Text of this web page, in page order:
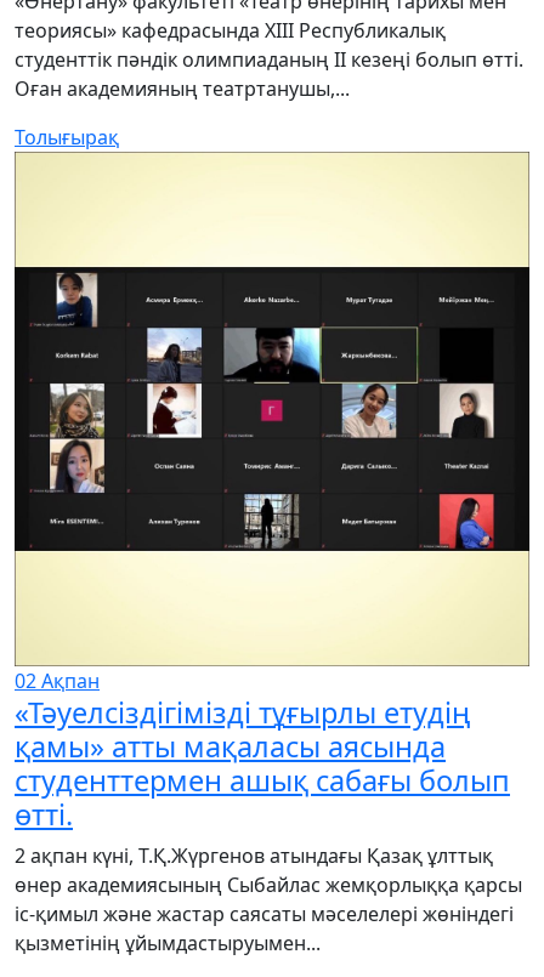
теориясы» кафедрасында ХІІІ Республикалық
студенттік пәндік олимпиаданың ІІ кезеңі болып өтті.
Оған академияның театртанушы,...
Толығырақ
02Ақпан
«Тәуелсіздігімізді тұғырлы етудің
қамы» атты мақаласы аясында
студенттермен ашық сабағы болып
өтті.
2 ақпан күні, Т.Қ.Жүргенов атындағы Қазақ ұлттық
өнер академиясының Сыбайлас жемқорлыққа қарсы
іс-қимыл және жастар саясаты мәселелері жөніндегі
қызметінің ұйымдастыруымен...